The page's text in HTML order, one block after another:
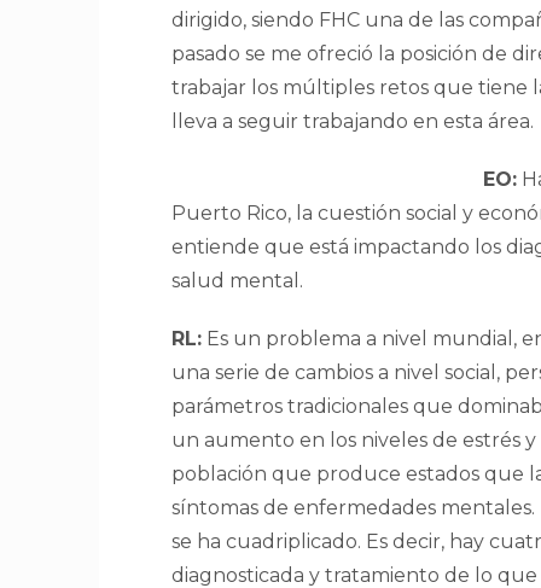
dirigido, siendo FHC una de las
pasado se me ofreció la posición de
trabajar los múltiples retos que tiene
lleva a seguir trabajando en esta área.
EO:
Puerto Rico, la cuestión social y
entiende que está impactando los
salud mental.
RL: Es un problema a nivel mundial,
una serie de cambios a nivel social,
parámetros tradicionales que
un aumento en los niveles de estrés
población que produce estados que
síntomas de enfermedades
se ha cuadriplicado. Es decir, hay
diagnosticada y tratamiento de lo que